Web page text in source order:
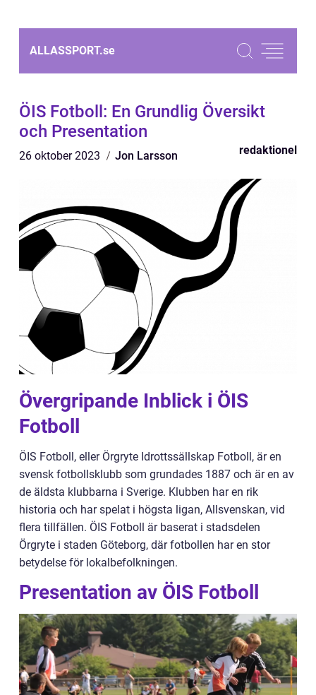
ALLASSPORT.se
ÖIS Fotboll: En Grundlig Översikt
och Presentation
26 oktober 2023 Jon Larsson redaktionel
Övergripande Inblick i ÖIS
Fotboll
ÖIS Fotboll, eller Örgryte Idrottssällskap Fotboll, är en
svensk fotbollsklubb som grundades 1887 och är en av
de äldsta klubbarna i Sverige. Klubben har en rik
historia och har spelat i högsta ligan, Allsvenskan, vid
flera tillfällen. ÖIS Fotboll är baserat i stadsdelen
Örgryte i staden Göteborg, där fotbollen har en stor
betydelse för lokalbefolkningen.
Presentation av ÖIS Fotboll